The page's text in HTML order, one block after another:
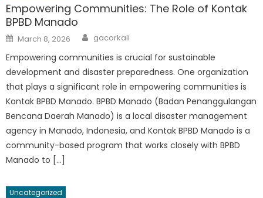
Empowering Communities: The Role of Kontak
BPBD Manado
Posted
on
March 8, 2026 Author
gacorkali
Empowering communities is crucial for sustainable
development and disaster preparedness. One organization
that plays a significant role in empowering communities is
Kontak BPBD Manado. BPBD Manado (Badan Penanggulangan
Bencana Daerah Manado) is a local disaster management
agency in Manado, Indonesia, and Kontak BPBD Manado is a
community-based program that works closely with BPBD
Manado to […]
Uncategorized